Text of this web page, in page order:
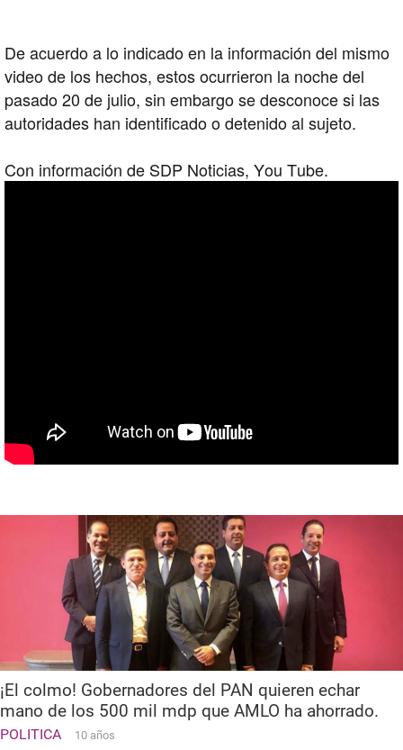
De acuerdo a lo indicado en la información del mismo
video de los hechos, estos ocurrieron la noche del
pasado 20 de julio, sin embargo se desconoce si las
autoridades han identificado o detenido al sujeto.
Con información de SDP Noticias, You Tube.
¡El colmo! Gobernadores del PAN quieren echar
mano de los 500 mil mdp que AMLO ha ahorrado.
POLITICA 10 años